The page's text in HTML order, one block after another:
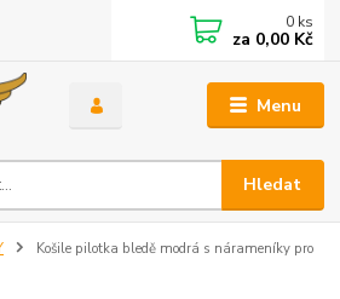
Menu
Hledat
0 ks
za 0,00 Kč
Košile pilotka bledě modrá s nárameníky pro